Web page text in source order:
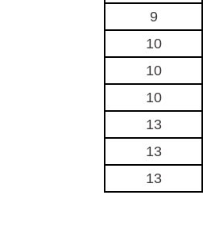
9
10
10
10
13
13
13